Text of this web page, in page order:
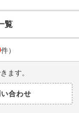
覧
件）
ます。